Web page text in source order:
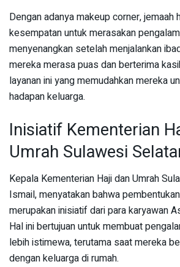
Dengan adanya makeup corner, jemaah
kesempatan untuk merasakan
menyenangkan setelah menjalankan
mereka merasa puas dan berterima
layanan ini yang memudahkan mereka
hadapan keluarga.
Inisiatif Kementerian
Umrah Sulawesi
Kepala Kementerian Haji dan Umrah
Ismail, menyatakan bahwa
merupakan inisiatif dari para karyawan
Hal ini bertujuan untuk membuat
lebih istimewa, terutama saat mereka
dengan keluarga di rumah.